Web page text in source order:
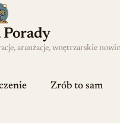
Porady
aranżacje, wnętrzarskie
Zrób to sam